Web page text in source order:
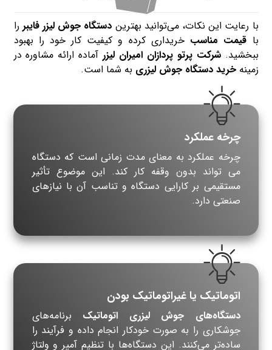
با رعایت این نکات، می‌توانید بهترین دستگاه جوش لیزر فایبر را
با قیمت مناسب خریداری کرده و کیفیت کار خود را بهبود
ببخشید.شرکت پرتو پردازان امیران لیزر آماده ارائه مشاوره در
زمینهخرید دستگاه جوش لیزری به شما است.
چرخه عملکرد
چرخه عملکرد به معنای مدت زمانی است که دستگاه
می تواند بدون وقفه کار کند. این موضوع تأثیر
مستقیمی بر کارایی دستگاه و تناسب آن با نیازهای
صنعتی دارد.
اتوماتیک یا غیراتوماتیک بودن
دستگاه‌های جوش لیزری اتوماتیک برنامه‌های
جوشکاری را به صورت خودکار انجام داده و فرآیند را
ساده‌تر می‌کنند. این دستگاه‌ها با تنظیم آمپر و ولتاژ